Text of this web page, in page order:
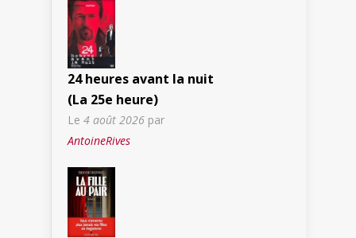
24 heures avant la nuit
(La 25e heure)
Le 4 août 2026 par
AntoineRives